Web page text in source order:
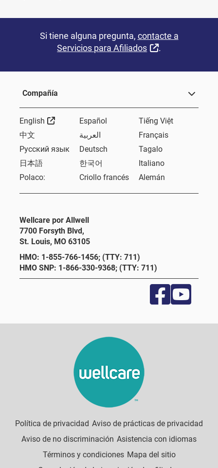
Si tiene alguna pregunta, contacte a
Servicios para Afiliados
External Link
.
Compañía
English External Link
Español
Tiếng Việt
中文
العربية
Français
Русский язык
Deutsch
Tagalo
日本語
한국어
Italiano
Polaco:
Criollo francés Alemán
Wellcare por Allwell
7700 Forsyth Blvd,
St. Louis, MO 63105
HMO: 1-855-766-1456; (TTY: 711)
HMO SNP: 1-866-330-9368; (TTY: 711)
Política de privacidad Aviso de prácticas de privacidad
Aviso de no discriminación Asistencia con idiomas
Términos y condiciones Mapa del sitio